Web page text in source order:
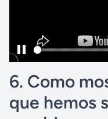
P
s
6. Como
que hemos